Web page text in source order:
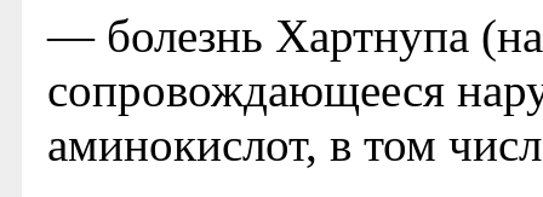
— болезнь Хартнупа
сопровождающееся
аминокислот, в том